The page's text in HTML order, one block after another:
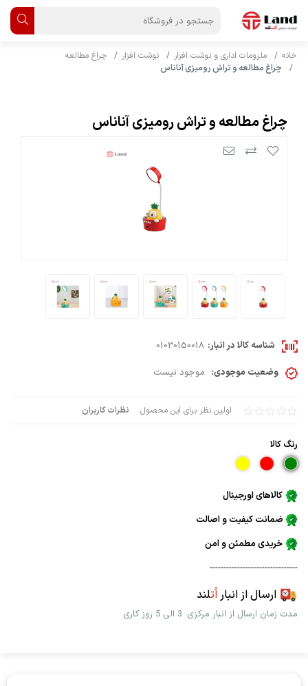
خانه ملزومات اداری و نوشت افزار نوشت افزار
چراغ مطالعه
چراغ مطالعه و تراش رومیزی آناناس
چراغ مطالعه و تراش رومیزی آناناس
اولین نظر برای این محصول نظرات کاربران
رنگ كالا
کالاهای اورجینال
ضمانت کیفیت و اصالت
خریدی مطمئن و امن
--------------------------------
ارسال از انباراُتلند
مدت زمان ارسال از انبار مرکزی: 3 الی 5 روز کاری
شناسه کالا در انبار: 01030150018
وضعیت موجودی: موجود نیست